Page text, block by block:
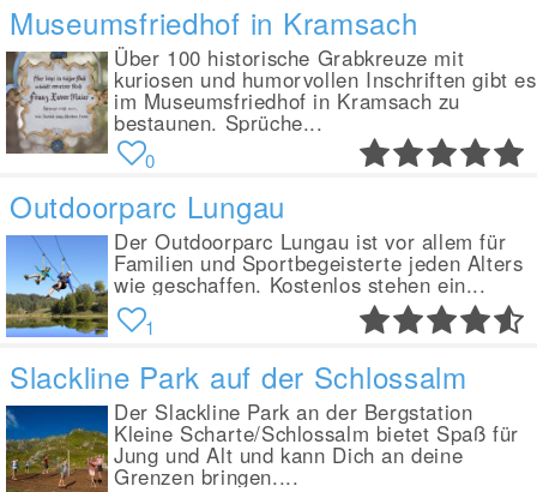
Museumsfriedhof in Kramsach
Über 100 historische Grabkreuze mit
kuriosen und humorvollen Inschriften gibt es
im Museumsfriedhof in Kramsach zu
bestaunen. Sprüche...
0
Outdoorparc Lungau
Der Outdoorparc Lungau ist vor allem für
Familien und Sportbegeisterte jeden Alters
wie geschaffen. Kostenlos stehen ein...
1
Slackline Park auf der Schlossalm
Der Slackline Park an der Bergstation
Kleine Scharte/Schlossalm bietet Spaß für
Jung und Alt und kann Dich an deine
Grenzen bringen....